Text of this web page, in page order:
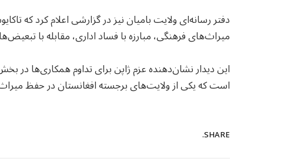
دفتر رسانه‌ای ولایت بامیان نیز در گزارشی اعلام کرد که
میراث‌های فرهنگی، مبارزه با فساد اداری، مقابله با
این دیدار نشان‌دهنده عزم ژاپن برای تداوم همکاری‌ها در
است که یکی از ولایت‌های برجسته افغانستان در حفظ
SHARE.